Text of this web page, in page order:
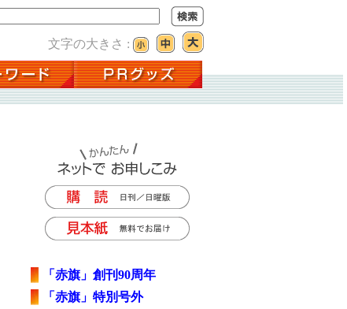
文字の大きさ :
「赤旗」創刊90周年
「赤旗」特別号外